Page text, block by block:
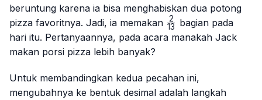
beruntung karena ia bisa menghabiskan dua potong
pizza favoritnya. Jadi, ia memakan \frac{2}
{13}
13
2
bagian pada
hari itu. Pertanyaannya, pada acara manakah Jack
makan porsi pizza lebih banyak?
Untuk membandingkan kedua pecahan ini,
mengubahnya ke bentuk desimal adalah langkah